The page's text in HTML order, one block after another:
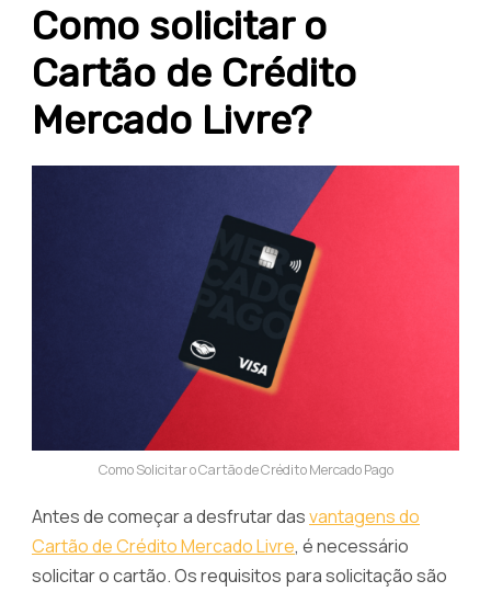
Como solicitar o
Cartão de Crédito
Mercado Livre?
Como Solicitar o Cartão de Crédito Mercado Pago
Antes de começar a desfrutar dasvantagens do
Cartão de Crédito Mercado Livre, é necessário
solicitar o cartão. Os requisitos para solicitação são